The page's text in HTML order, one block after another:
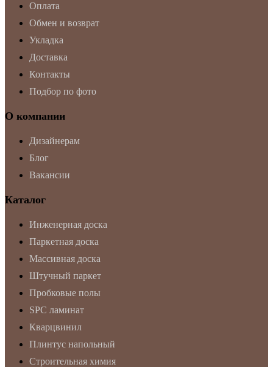
Оплата
Обмен и возврат
Укладка
Доставка
Контакты
Подбор по фото
О компании
Дизайнерам
Блог
Вакансии
Каталог
Инженерная доска
Паркетная доска
Массивная доска
Штучный паркет
Пробковые полы
SPC ламинат
Кварцвинил
Плинтус напольный
Строительная химия